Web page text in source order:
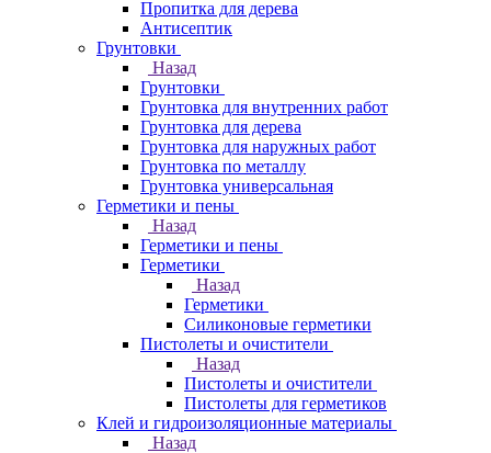
Пропитка для дерева
Антисептик
Грунтовки
Назад
Грунтовки
Грунтовка для внутренних работ
Грунтовка для дерева
Грунтовка для наружных работ
Грунтовка по металлу
Грунтовка универсальная
Герметики и пены
Назад
Герметики и пены
Герметики
Назад
Герметики
Силиконовые герметики
Пистолеты и очистители
Назад
Пистолеты и очистители
Пистолеты для герметиков
Клей и гидроизоляционные материалы
Назад